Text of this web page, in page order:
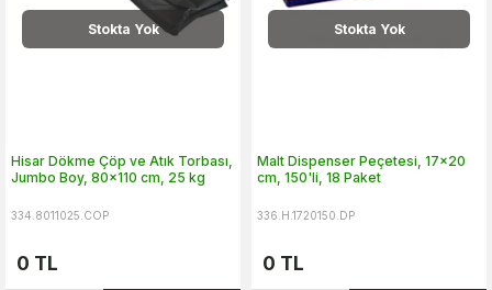
Stokta Yok
Hisar Dökme Çöp ve Atık Torbası,
Jumbo Boy, 80x110 cm, 25 kg
334.8011025.COP
0 TL
Stokta Yok
Malt Dispenser Peçetesi, 17x20
cm, 150'li, 18 Paket
336.H.1720150.DP
0 TL